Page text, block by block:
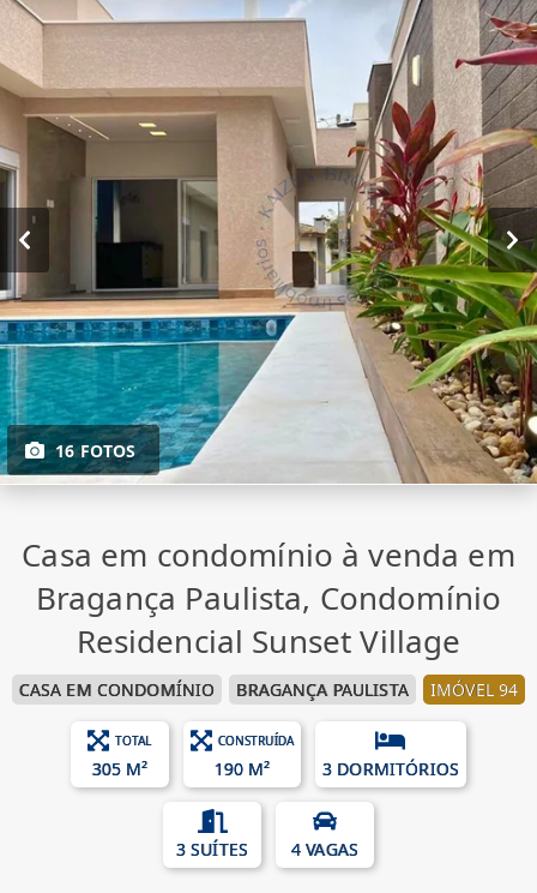
16 FOTOS
Casa em condomínio à venda em
Bragança Paulista, Condomínio
Residencial Sunset Village
CASA EM CONDOMÍNIO BRAGANÇA PAULISTA IMÓVEL 94
TOTAL
305 M²
CONSTRUÍDA
190 M² 3 DORMITÓRIOS
3 SUÍTES 4 VAGAS